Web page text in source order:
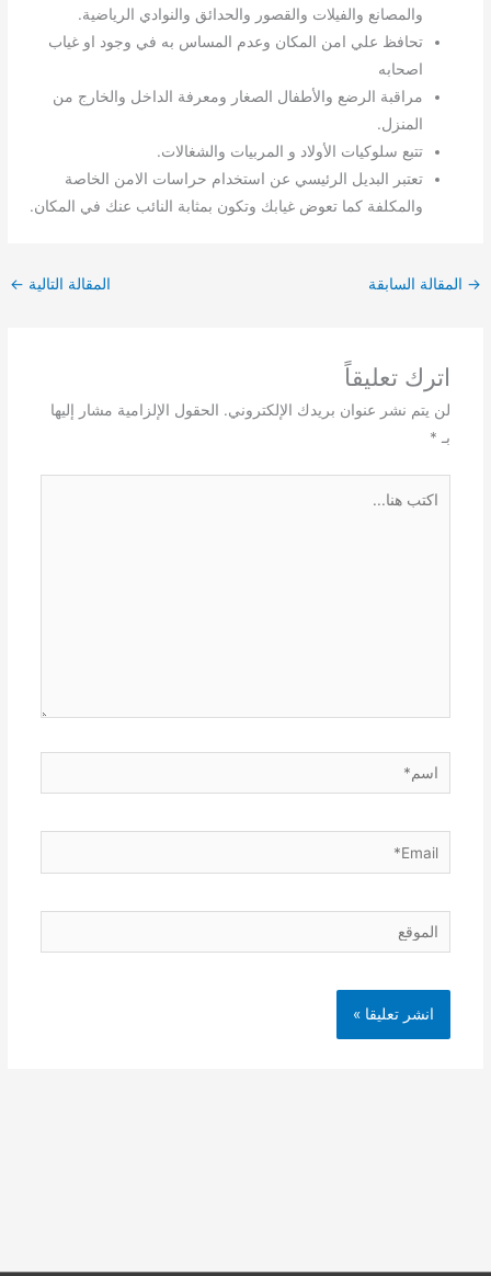
والمصانع والفيلات والقصور والحدائق والنوادي الرياضية.
تحافظ علي امن المكان وعدم المساس به في وجود او غياب
اصحابه
مراقبة الرضع والأطفال الصغار ومعرفة الداخل والخارج من
المنزل.
تتبع سلوكيات الأولاد و المربيات والشغالات.
تعتبر البديل الرئيسي عن استخدام حراسات الامن الخاصة
والمكلفة كما تعوض غيابك وتكون بمثابة النائب عنك في المكان.
→ المقالة السابقة المقالة التالية ←
اترك تعليقاً
لن يتم نشر عنوان بريدك الإلكتروني. الحقول الإلزامية مشار إليها
بـ *
اسم*
Email*
الموقع